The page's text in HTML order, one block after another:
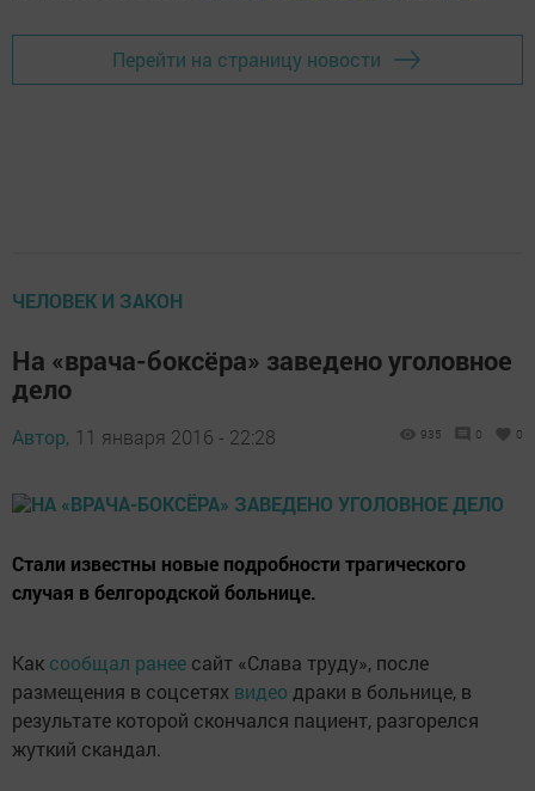
Перейти на страницу новости
ЧЕЛОВЕК И ЗАКОН
На «врача-боксёра» заведено уголовное
дело
Автор, 11 января 2016 - 22:28 935 0 0
Стали известны новые подробности трагического
случая в белгородской больнице.
Как сообщал ранее сайт «Слава труду», после
размещения в соцсетях видео драки в больнице, в
результате которой скончался пациент, разгорелся
жуткий скандал.